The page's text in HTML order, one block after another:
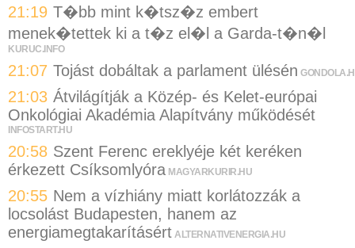
21:19 T�bb mint k�tsz�z embert
menek�tettek ki a t�z el�l a Garda-t�n�l
KURUC.INFO
21:07 Tojást dobáltak a parlament ülésén
21:03 Átvilágítják a Közép- és Kelet-európai
Onkológiai Akadémia Alapítvány működését
INFOSTART.HU
20:58 Szent Ferenc ereklyéje két keréken
érkezett Csíksomlyóra MAGYARKURIR.HU
20:55 Nem a vízhiány miatt korlátozzák a
locsolást Budapesten, hanem az
energiamegtakarításért ALTERNATIVENERGIA.HU